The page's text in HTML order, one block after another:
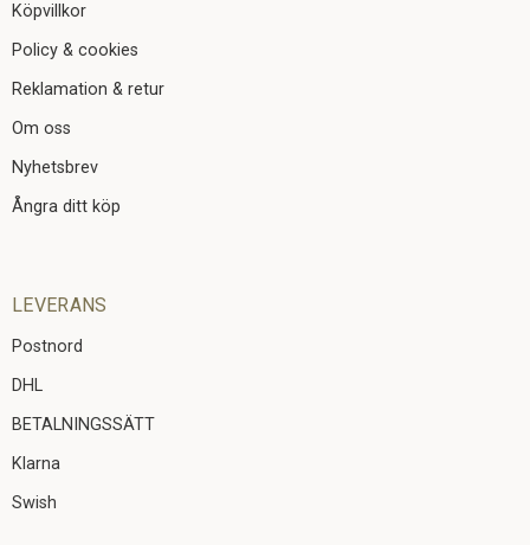
Köpvillkor
Policy & cookies
Reklamation & retur
Om oss
Nyhetsbrev
Ångra ditt köp
LEVERANS
Postnord
DHL
BETALNINGSSÄTT
Klarna
Swish